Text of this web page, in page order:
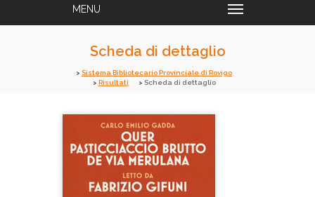
Scheda di dettaglio
Sistema Bibliotecario Provinciale di Rovigo
Risultati
Scheda di dettaglio